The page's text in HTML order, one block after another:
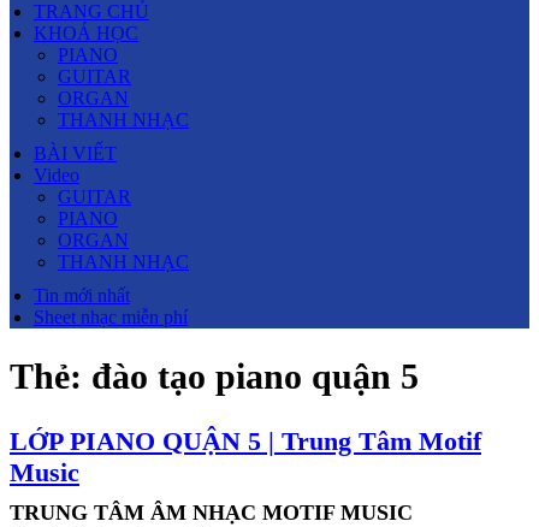
TRANG CHỦ
KHOÁ HỌC
PIANO
GUITAR
ORGAN
THANH NHẠC
BÀI VIẾT
Video
GUITAR
PIANO
ORGAN
THANH NHẠC
Tin mới nhất
Sheet nhạc miễn phí
Thẻ: đào tạo piano quận 5
LỚP PIANO QUẬN 5 | Trung Tâm Motif
Music
TRUNG TÂM ÂM NHẠC MOTIF MUSIC